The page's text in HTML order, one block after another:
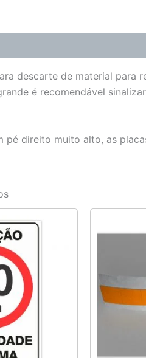
descarte de material para
é recomendável
pé direito muito alto, as